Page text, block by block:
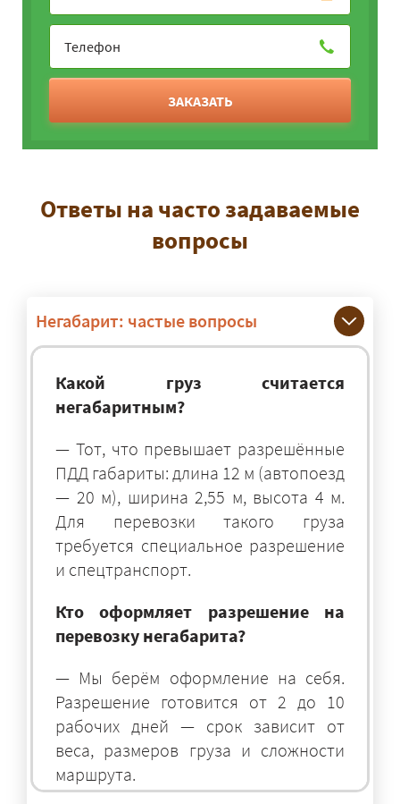
ЗАКАЗАТЬ
Ответы на часто задаваемые
вопросы
Негабарит: частые вопросы
Какой груз считается
негабаритным?
— Тот, что превышает разрешённые
ПДД габариты: длина 12 м (автопоезд
— 20 м), ширина 2,55 м, высота 4 м.
Для перевозки такого груза
требуется специальное разрешение
и спецтранспорт.
Кто оформляет разрешение на
перевозку негабарита?
— Мы берём оформление на себя.
Разрешение готовится от 2 до 10
рабочих дней — срок зависит от
веса, размеров груза и сложности
маршрута.